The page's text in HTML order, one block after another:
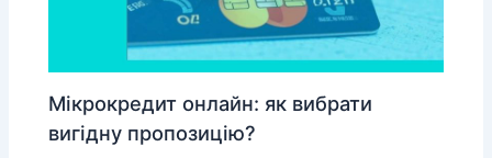
Мікрокредит онлайн: як вибрати
вигідну пропозицію?